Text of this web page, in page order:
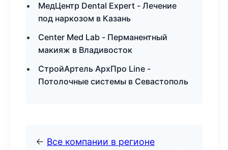
МедЦентр Dental Expert - Лечение
под наркозом в Казань
Center Med Lab - Перманентный
макияж в Владивосток
СтройАртель АрхПро Line -
Потолочные системы в Севастополь
← Все компании в регионе